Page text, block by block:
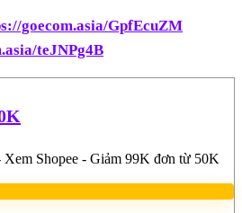
goecom.asia/GpfEcuZM
teJNPg4B
Shopee - Giảm 99K đơn từ 50K